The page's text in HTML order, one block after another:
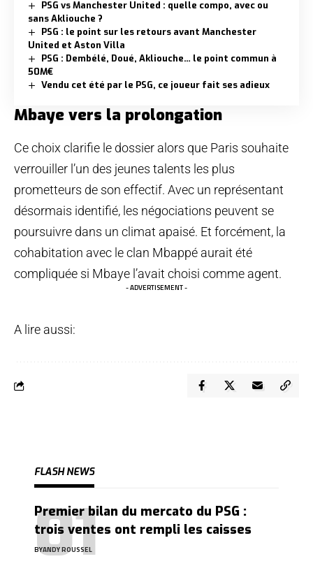
PSG vs Manchester United : quelle compo, avec ou
sans Akliouche ?
PSG : le point sur les retours avant Manchester
United et Aston Villa
PSG : Dembélé, Doué, Akliouche… le point commun à
50M€
Vendu cet été par le PSG, ce joueur fait ses adieux
Mbaye vers la prolongation
Ce choix clarifie le dossier alors que Paris souhaite
verrouiller l’un des jeunes talents les plus
prometteurs de son effectif. Avec un représentant
désormais identifié, les négociations peuvent se
poursuivre dans un climat apaisé. Et forcément, la
cohabitation avec le clan Mbappé aurait été
compliquée si Mbaye l’avait choisi comme agent.
- ADVERTISEMENT -
A lire aussi:
FLASH NEWS
Premier bilan du mercato du PSG :
trois ventes ont rempli les caisses
BYANDY ROUSSEL